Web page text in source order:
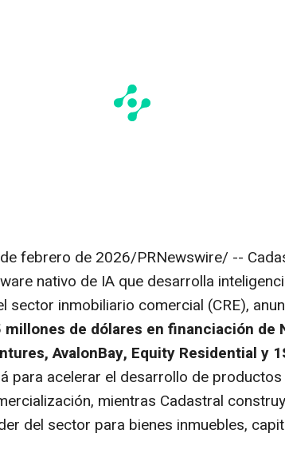
febrero de 2026/PRNewswire/ --
nativo de IA que desarrolla
sector inmobiliario comercial (CRE),
millones de dólares en financiación de
AvalonBay, Equity Residential y
para acelerar el desarrollo de
mientras Cadastral
del sector para bienes inmuebles,